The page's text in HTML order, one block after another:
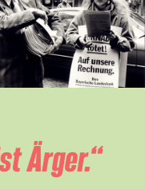
Ärger.“